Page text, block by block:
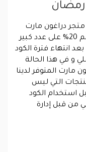
دراغون مارت
بتقديم كود خصم جديد يأتي بنسبة خصم 20% على عدد كبير
انتهاء فترة الكود
و في هذا الحالة
مارت المتوفر لدينا
التي ليس
استخدام الكود
قبل إدارة